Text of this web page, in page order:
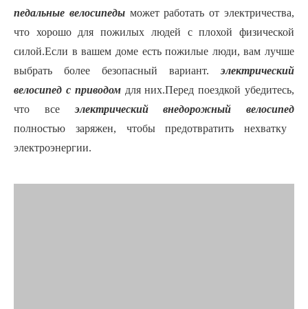
педальные велосипедыможет работать от электричества,
что хорошо для пожилых людей с плохой физической
силой.Если в вашем доме есть пожилые люди, вам лучше
выбрать более безопасный вариант.электрический
велосипед с приводом для них.Перед поездкой убедитесь,
что всеэлектрический внедорожный велосипед
полностью заряжен, чтобы предотвратить нехватку
электроэнергии.